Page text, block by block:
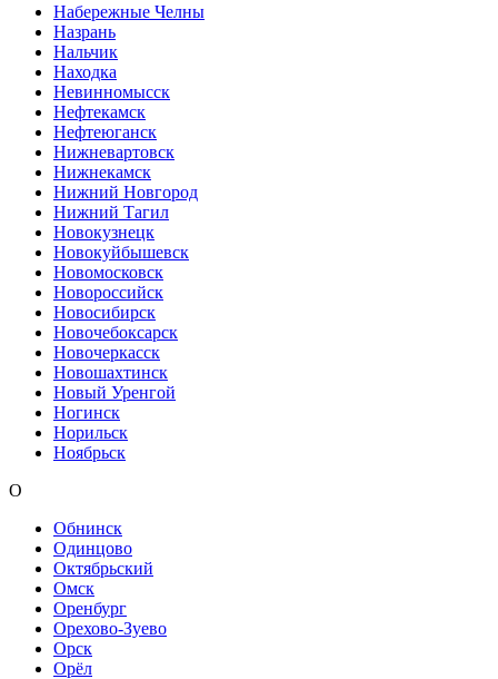
Набережные Челны
Назрань
Нальчик
Находка
Невинномысск
Нефтекамск
Нефтеюганск
Нижневартовск
Нижнекамск
Нижний Новгород
Нижний Тагил
Новокузнецк
Новокуйбышевск
Новомосковск
Новороссийск
Новосибирск
Новочебоксарск
Новочеркасск
Новошахтинск
Новый Уренгой
Ногинск
Норильск
Ноябрьск
О
Обнинск
Одинцово
Октябрьский
Омск
Оренбург
Орехово-Зуево
Орск
Орёл